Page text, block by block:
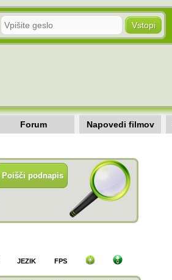
Forum Napovedi filmov
FPS
JEZIK